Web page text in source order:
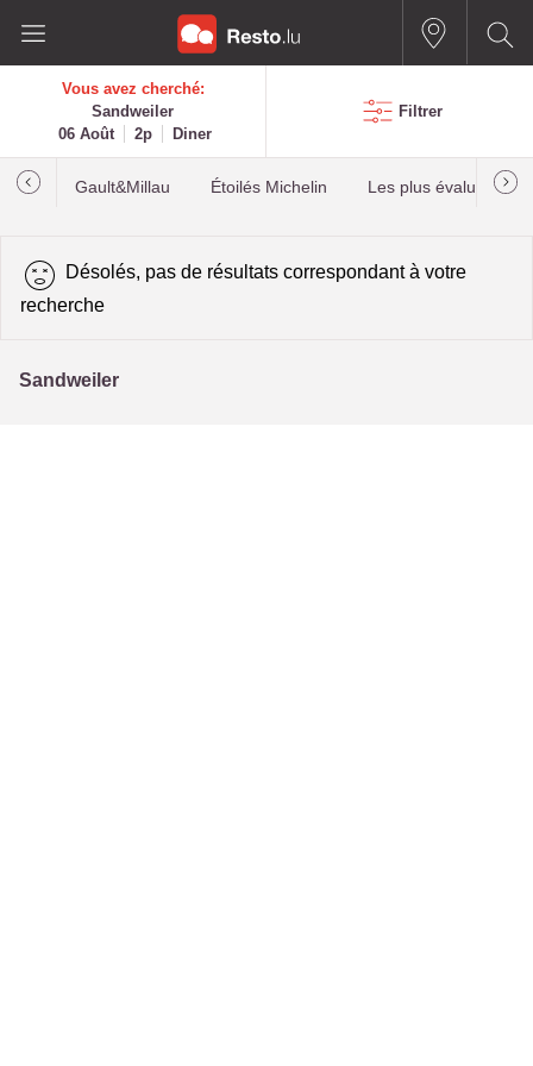
Vous avez cherché:
Sandweiler
06 Août
2p Diner
Filtrer
Gault&Millau Étoilés Michelin Les plus évalués
Désolés, pas de résultats correspondant à votre
recherche
Sandweiler